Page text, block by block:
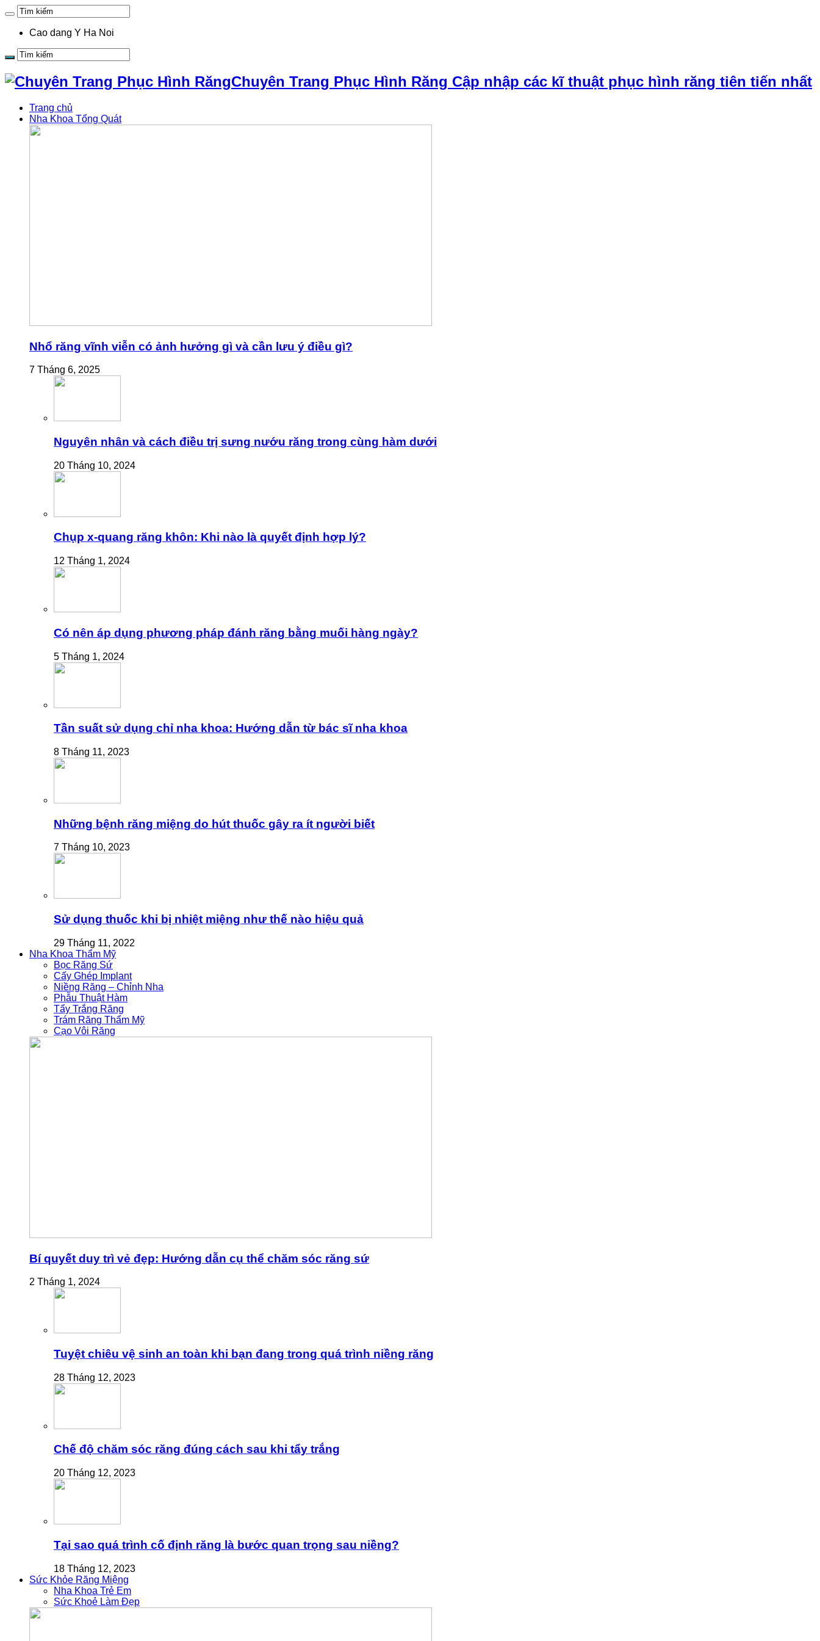
Cao dang Y Ha Noi
Chuyên Trang Phục Hình Răng Cập nhập các kĩ thuật phục hình răng tiên tiến nhất
Trang chủ
Nha Khoa Tổng Quát
Nhổ răng vĩnh viễn có ảnh hưởng gì và cần lưu ý điều gì?
7 Tháng 6, 2025
Nguyên nhân và cách điều trị sưng nướu răng trong cùng hàm dưới
20 Tháng 10, 2024
Chụp x-quang răng khôn: Khi nào là quyết định hợp lý?
12 Tháng 1, 2024
Có nên áp dụng phương pháp đánh răng bằng muối hàng ngày?
5 Tháng 1, 2024
Tần suất sử dụng chỉ nha khoa: Hướng dẫn từ bác sĩ nha khoa
8 Tháng 11, 2023
Những bệnh răng miệng do hút thuốc gây ra ít người biết
7 Tháng 10, 2023
Sử dụng thuốc khi bị nhiệt miệng như thế nào hiệu quả
29 Tháng 11, 2022
Nha Khoa Thẩm Mỹ
Bọc Răng Sứ
Cấy Ghép Implant
Niềng Răng – Chỉnh Nha
Phẫu Thuật Hàm
Tẩy Trắng Răng
Trám Răng Thẩm Mỹ
Cạo Vôi Răng
Bí quyết duy trì vẻ đẹp: Hướng dẫn cụ thể chăm sóc răng sứ
2 Tháng 1, 2024
Tuyệt chiêu vệ sinh an toàn khi bạn đang trong quá trình niềng răng
28 Tháng 12, 2023
Chế độ chăm sóc răng đúng cách sau khi tẩy trắng
20 Tháng 12, 2023
Tại sao quá trình cố định răng là bước quan trọng sau niềng?
18 Tháng 12, 2023
Sức Khỏe Răng Miệng
Nha Khoa Trẻ Em
Sức Khoẻ Làm Đẹp